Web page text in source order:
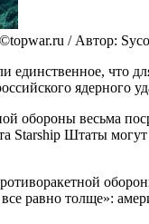
/ Автор:
что
ядерного
обороны весьма
Starship Штаты
равно толще»: